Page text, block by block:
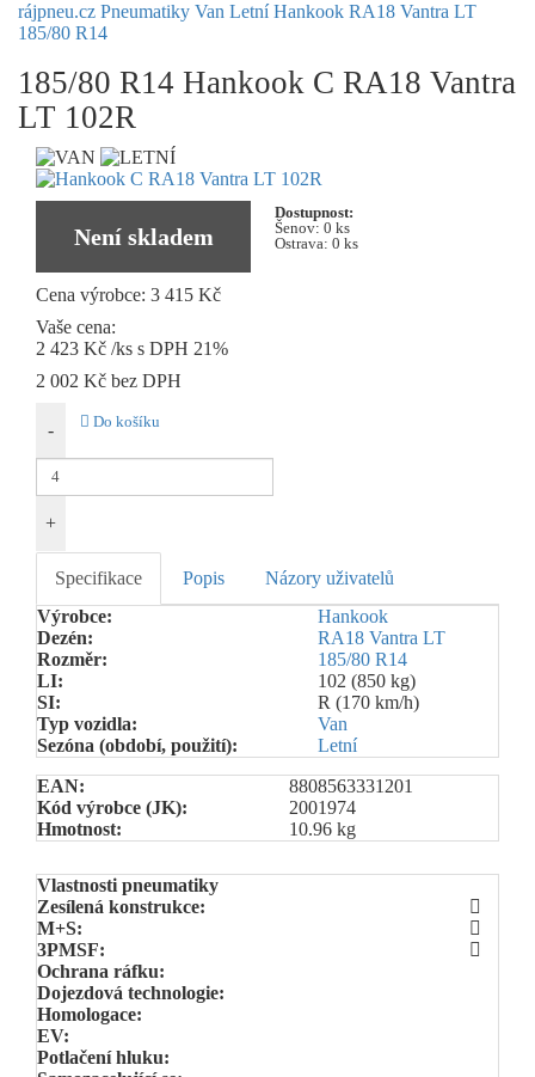
rájpneu.cz Pneumatiky Van Letní Hankook RA18 Vantra LT
185/80 R14
185/80 R14 Hankook C RA18 Vantra
LT 102R
Není skladem
Dostupnost:
Šenov: 0 ks
Ostrava: 0 ks
Cena výrobce: 3 415 Kč
Vaše cena:
2 423 Kč /ks s DPH 21%
2 002 Kč bez DPH
-
+
Do košíku
Specifikace Popis
Názory uživatelů
Výrobce:
Hankook
Dezén:
RA18 Vantra LT
Rozměr:
185/80 R14
LI:
102 (850 kg)
SI:
R (170 km/h)
Typ vozidla:
Van
Sezóna (období, použití):
Letní
EAN:
8808563331201
Kód výrobce (JK):
2001974
Hmotnost:
10.96 kg
Vlastnosti pneumatiky
Zesílená konstrukce:
M+S:
3PMSF:
Ochrana ráfku:
Dojezdová technologie:
Homologace:
EV:
Potlačení hluku: